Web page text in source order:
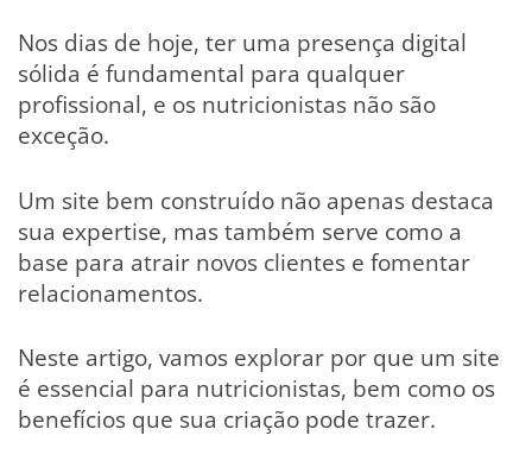
Nos dias de hoje, ter uma presença digital
sólida é fundamental para qualquer
profissional, e os nutricionistas não são
exceção.
Um site bem construído não apenas destaca
sua expertise, mas também serve como a
base para atrair novos clientes e fomentar
relacionamentos.
Neste artigo, vamos explorar por que um site
é essencial para nutricionistas, bem como os
benefícios que sua criação pode trazer.